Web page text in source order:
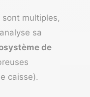
sont multiples,
sa
de
caisse).